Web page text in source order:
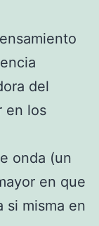
del
en los
onda (un
en que
si misma en